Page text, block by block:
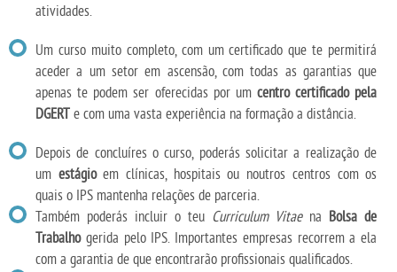
atividades.
Um curso muito completo, com um certificado que te permitirá
aceder a um setor em ascensão, com todas as garantias que
apenas te podem ser oferecidas por um centro certificado pela
DGERTe com uma vasta experiência na formação a distância.
Depois de concluíres o curso, poderás solicitar a realização de
um estágioem clínicas, hospitais ou noutros centros com os
quais o IPS mantenha relações de parceria.
Também poderás incluir o teu Curriculum Vitaena Bolsa de
Trabalhogerida pelo IPS. Importantes empresas recorrem a ela
com a garantia de que encontrarão profissionais qualificados.